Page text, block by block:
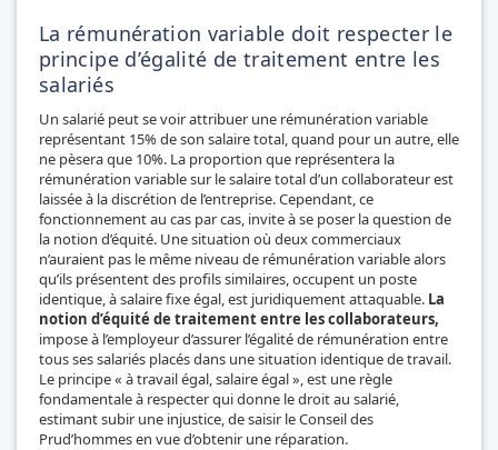
La rémunération variable doit respecter le
principe d’égalité de traitement entre les
salariés
Un salarié peut se voir attribuer une rémunération variable
représentant 15% de son salaire total, quand pour un autre, elle
ne pèsera que 10%. La proportion que représentera la
rémunération variable sur le salaire total d’un collaborateur est
laissée à la discrétion de l’entreprise. Cependant, ce
fonctionnement au cas par cas, invite à se poser la question de
la notion d’équité. Une situation où deux commerciaux
n’auraient pas le même niveau de rémunération variable alors
qu’ils présentent des profils similaires, occupent un poste
identique, à salaire fixe égal, est juridiquement attaquable. La
notion d’équité de traitement entre les collaborateurs,
impose à l’employeur d’assurer l’égalité de rémunération entre
tous ses salariés placés dans une situation identique de travail.
Le principe « à travail égal, salaire égal », est une règle
fondamentale à respecter qui donne le droit au salarié,
estimant subir une injustice, de saisir le Conseil des
Prud’hommes en vue d’obtenir une réparation.